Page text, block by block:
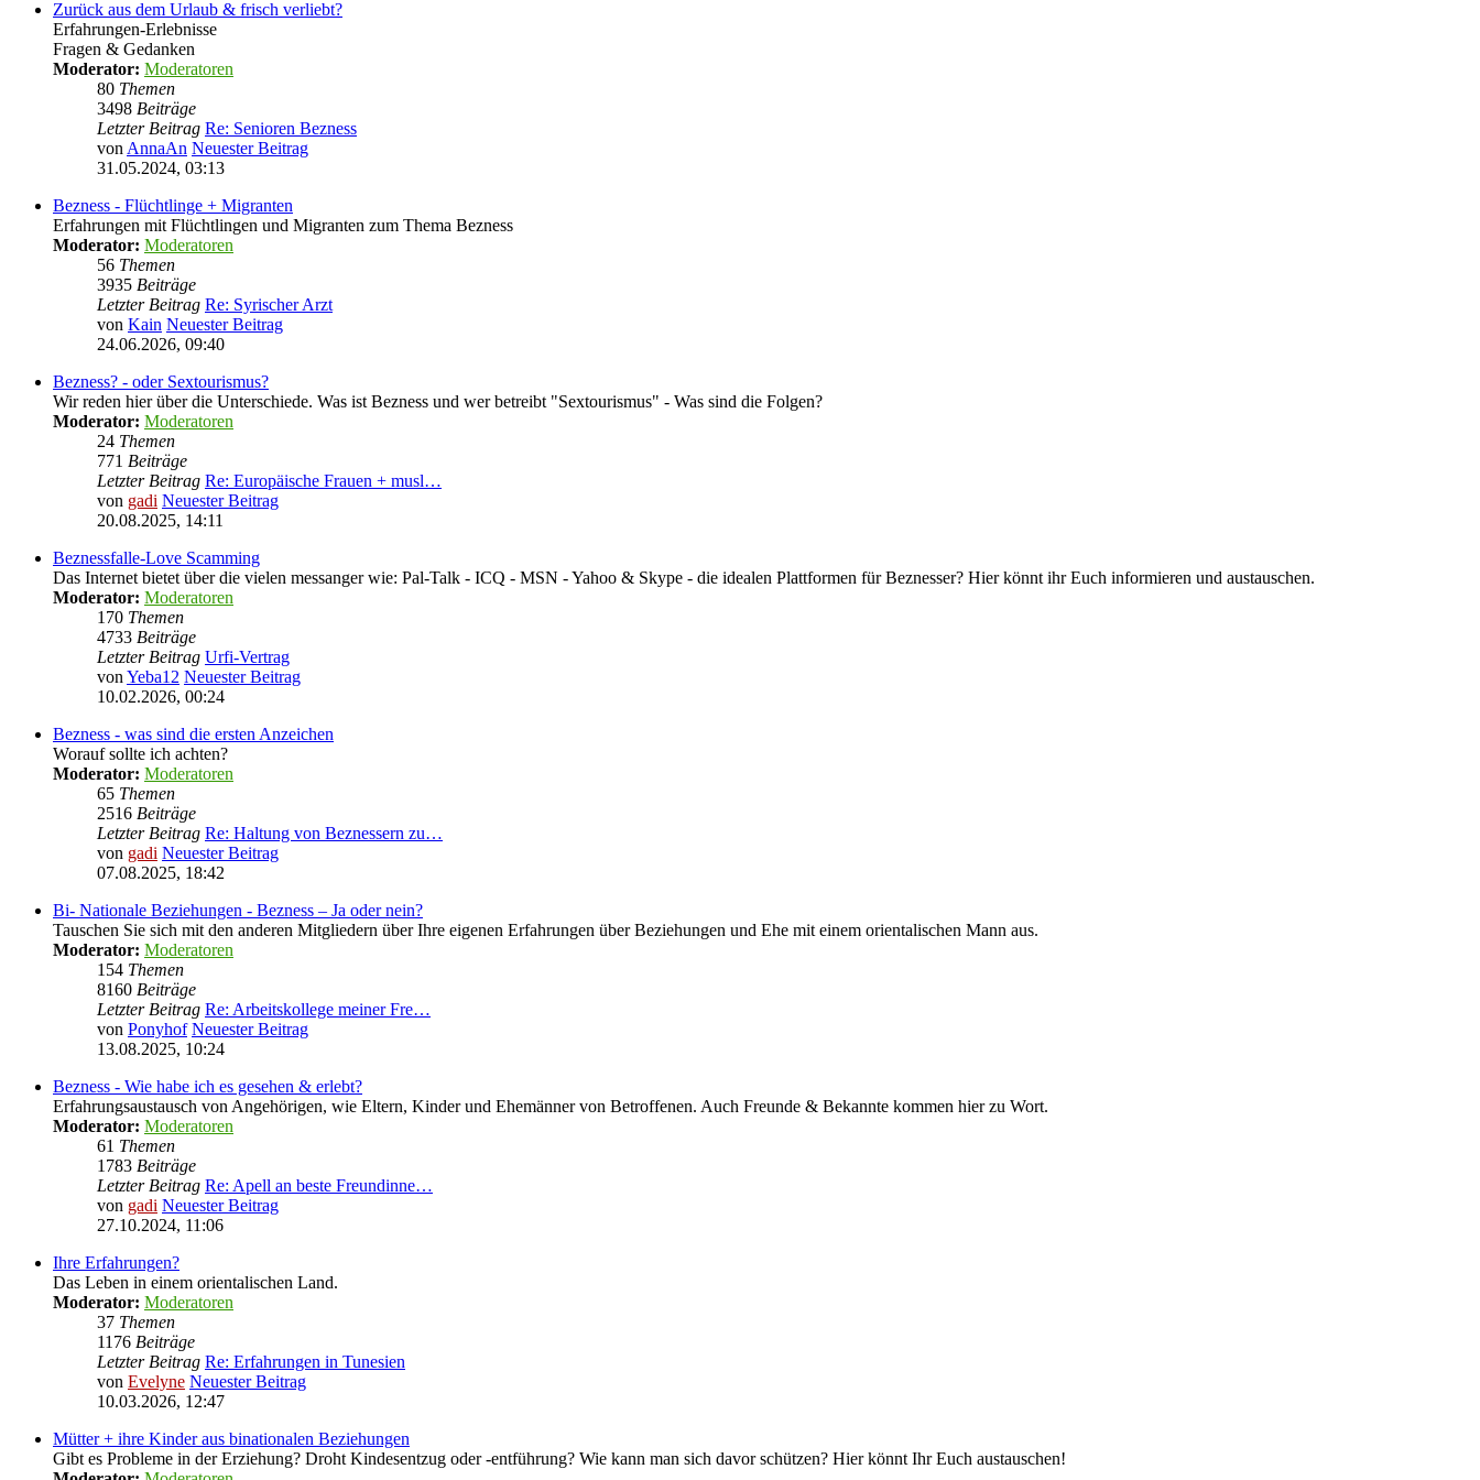
Zurück aus dem Urlaub & frisch verliebt?
Erfahrungen-Erlebnisse
Fragen & Gedanken
Moderator: Moderatoren
80 Themen
3498 Beiträge
Letzter Beitrag Re: Senioren Bezness
von AnnaAn Neuester Beitrag
31.05.2024, 03:13
Bezness - Flüchtlinge + Migranten
Erfahrungen mit Flüchtlingen und Migranten zum Thema Bezness
Moderator: Moderatoren
56 Themen
3935 Beiträge
Letzter Beitrag Re: Syrischer Arzt
von Kain Neuester Beitrag
24.06.2026, 09:40
Bezness? - oder Sextourismus?
Wir reden hier über die Unterschiede. Was ist Bezness und wer betreibt "Sextourismus" - Was sind die Folgen?
Moderator: Moderatoren
24 Themen
771 Beiträge
Letzter Beitrag Re: Europäische Frauen + musl…
von gadi Neuester Beitrag
20.08.2025, 14:11
Beznessfalle-Love Scamming
Das Internet bietet über die vielen messanger wie: Pal-Talk - ICQ - MSN - Yahoo & Skype - die idealen Plattformen für Beznesser? Hier könnt ihr Euch informieren und austauschen.
Moderator: Moderatoren
170 Themen
4733 Beiträge
Letzter Beitrag Urfi-Vertrag
von Yeba12 Neuester Beitrag
10.02.2026, 00:24
Bezness - was sind die ersten Anzeichen
Worauf sollte ich achten?
Moderator: Moderatoren
65 Themen
2516 Beiträge
Letzter Beitrag Re: Haltung von Beznessern zu…
von gadi Neuester Beitrag
07.08.2025, 18:42
Bi- Nationale Beziehungen - Bezness – Ja oder nein?
Tauschen Sie sich mit den anderen Mitgliedern über Ihre eigenen Erfahrungen über Beziehungen und Ehe mit einem orientalischen Mann aus.
Moderator: Moderatoren
154 Themen
8160 Beiträge
Letzter Beitrag Re: Arbeitskollege meiner Fre…
von Ponyhof Neuester Beitrag
13.08.2025, 10:24
Bezness - Wie habe ich es gesehen & erlebt?
Erfahrungsaustausch von Angehörigen, wie Eltern, Kinder und Ehemänner von Betroffenen. Auch Freunde & Bekannte kommen hier zu Wort.
Moderator: Moderatoren
61 Themen
1783 Beiträge
Letzter Beitrag Re: Apell an beste Freundinne…
von gadi Neuester Beitrag
27.10.2024, 11:06
Ihre Erfahrungen?
Das Leben in einem orientalischen Land.
Moderator: Moderatoren
37 Themen
1176 Beiträge
Letzter Beitrag Re: Erfahrungen in Tunesien
von Evelyne Neuester Beitrag
10.03.2026, 12:47
Mütter + ihre Kinder aus binationalen Beziehungen
Gibt es Probleme in der Erziehung? Droht Kindesentzug oder -entführung? Wie kann man sich davor schützen? Hier könnt Ihr Euch austauschen!